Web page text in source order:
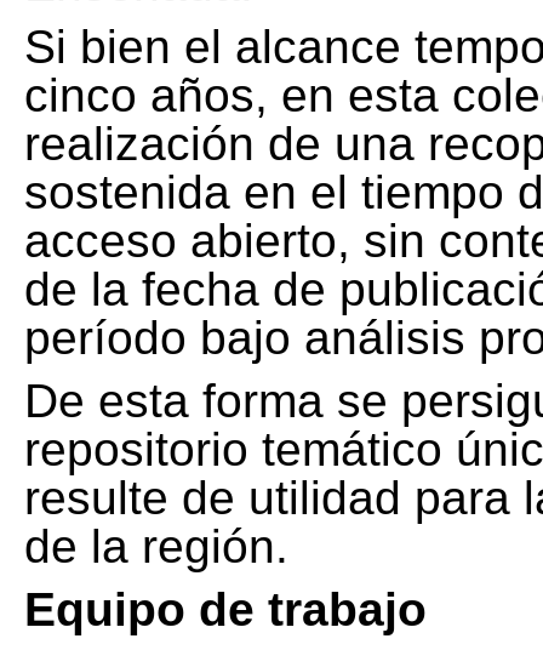
Si bien el alcance
cinco años, en esta
realización de una
sostenida en el tiempo
acceso abierto, sin
de la fecha de
período bajo análisis
De esta forma se
repositorio temático
resulte de utilidad para
de la región.
Equipo de trabajo